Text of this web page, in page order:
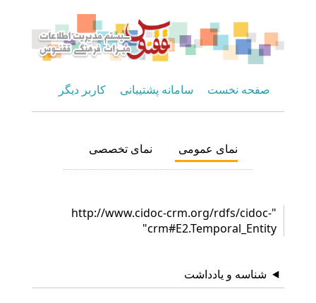
صفحه نخست سامانه پشتیبانی کاربر دیگر
نمای عمومی نمای تخصصی
"http://www.cidoc-crm.org/rdfs/cidoc-
crm#E2.Temporal_Entity"
شناسه و یادداشت